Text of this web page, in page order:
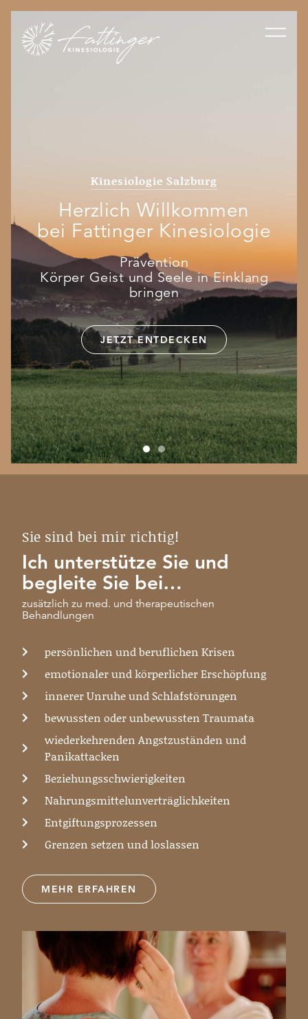
Kinesiologie Salzburg
Herzlich Willkommen
bei Fattinger Kinesiologie
Prävention
Körper Geist und Seele in Einklang
bringen
JETZT ENTDECKEN
Sie sind bei mir richtig!
Ich unterstütze Sie und
begleite Sie bei…
zusätzlich zu med. und therapeutischen
Behandlungen
persönlichen und beruflichen Krisen
emotionaler und körperlicher Erschöpfung
innerer Unruhe und Schlafstörungen
bewussten oder unbewussten Traumata
wiederkehrenden Angstzuständen und
Panikattacken
Beziehungsschwierigkeiten
Nahrungsmittelunverträglichkeiten
Entgiftungsprozessen
Grenzen setzen und loslassen
MEHR ERFAHREN